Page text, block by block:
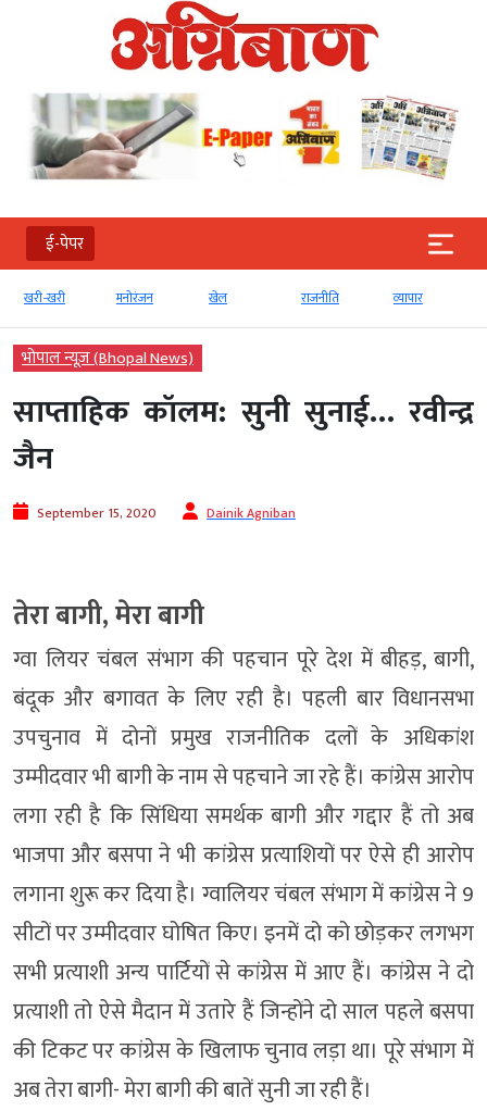
ई-पेपर
खरी-खरी मनोरंजन खेल राजनीति व्‍यापार
भोपाल न्यूज़ (Bhopal News)
साप्ताहिक कॉलम: सुनी सुनाई… रवीन्द्र
जैन
September 15, 2020 Dainik Agniban
तेरा बागी, मेरा बागी
ग्वा लियर चंबल संभाग की पहचान पूरे देश में बीहड़, बागी,
बंदूक और बगावत के लिए रही है। पहली बार विधानसभा
उपचुनाव में दोनों प्रमुख राजनीतिक दलों के अधिकांश
उम्मीदवार भी बागी के नाम से पहचाने जा रहे हैं। कांग्रेस आरोप
लगा रही है कि सिंधिया समर्थक बागी और गद्दार हैं तो अब
भाजपा और बसपा ने भी कांग्रेस प्रत्याशियों पर ऐसे ही आरोप
लगाना शुरू कर दिया है। ग्वालियर चंबल संभाग में कांग्रेस ने 9
सीटों पर उम्मीदवार घोषित किए। इनमें दो को छोड़कर लगभग
सभी प्रत्याशी अन्य पार्टियों से कांग्रेस में आए हैं। कांग्रेस ने दो
प्रत्याशी तो ऐसे मैदान में उतारे हैं जिन्होंने दो साल पहले बसपा
की टिकट पर कांग्रेस के खिलाफ चुनाव लड़ा था। पूरे संभाग में
अब तेरा बागी- मेरा बागी की बातें सुनी जा रही हैं।